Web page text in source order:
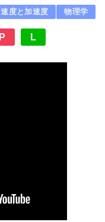
速度と加速度 物理学
P L